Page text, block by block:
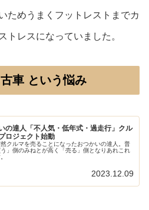
ためうまくフットレストまでカ
トレスになっていました。
車 という悩み
の達人「不人気・低年式・過走行」クル
ロジェクト始動
クルマを売ることになったおつかいの達人。普
」側のみねとが高く「売る」側となりあれこれ
2023.12.09